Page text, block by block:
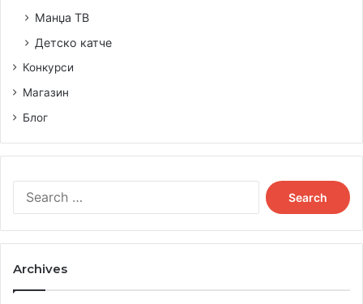
Манџа ТВ
Детско катче
Конкурси
Магазин
Блог
Search
for:
Archives